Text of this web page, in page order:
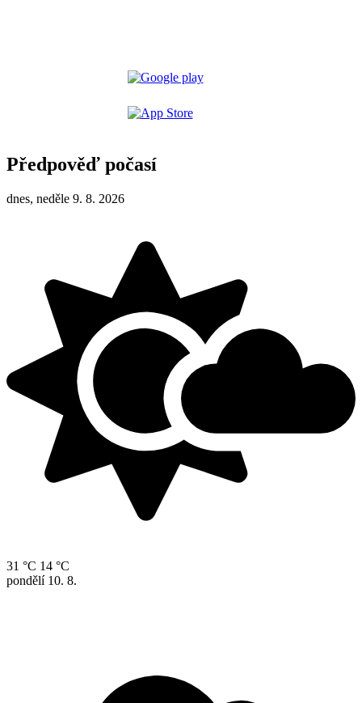
Předpověď počasí
dnes, neděle 9. 8. 2026
31 °C 14 °C
pondělí 10. 8.